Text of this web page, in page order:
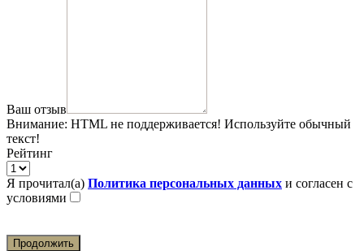
Ваш отзыв
Внимание: HTML не поддерживается! Используйте обычный
текст!
Рейтинг
Я прочитал(а) Политика персональных данных и согласен с
условиями
Продолжить